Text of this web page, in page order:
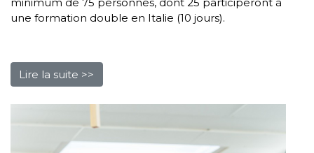
une formation double en Italie (10 jours).
Lire la suite >>